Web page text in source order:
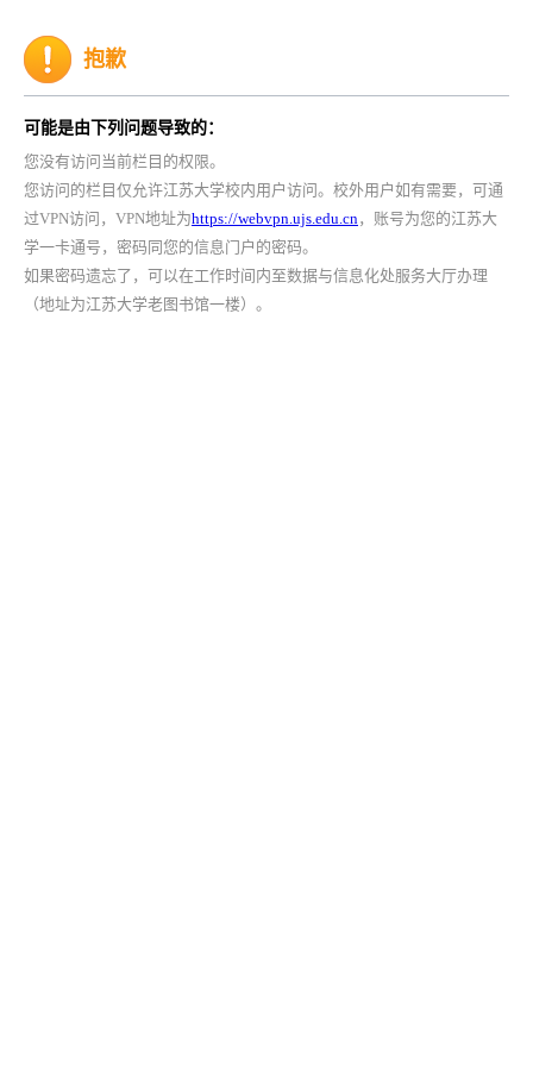
抱歉
可能是由下列问题导致的：
您没有访问当前栏目的权限。
您访问的栏目仅允许江苏大学校内用户访问。校外用户如有需要，可通
过VPN访问，VPN地址为https://webvpn.ujs.edu.cn，账号为您的江苏大
学一卡通号，密码同您的信息门户的密码。
如果密码遗忘了，可以在工作时间内至数据与信息化处服务大厅办理
（地址为江苏大学老图书馆一楼）。